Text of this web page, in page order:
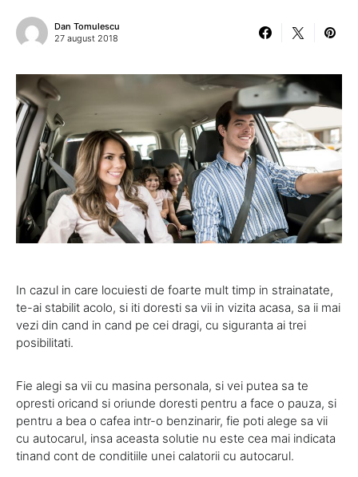
Dan Tomulescu
27 august 2018
In cazul in care locuiesti de foarte mult timp in strainatate,
te-ai stabilit acolo, si iti doresti sa vii in vizita acasa, sa ii mai
vezi din cand in cand pe cei dragi, cu siguranta ai trei
posibilitati.
Fie alegi sa vii cu masina personala, si vei putea sa te
opresti oricand si oriunde doresti pentru a face o pauza, si
pentru a bea o cafea intr-o benzinarir, fie poti alege sa vii
cu autocarul, insa aceasta solutie nu este cea mai indicata
tinand cont de conditiile unei calatorii cu autocarul.